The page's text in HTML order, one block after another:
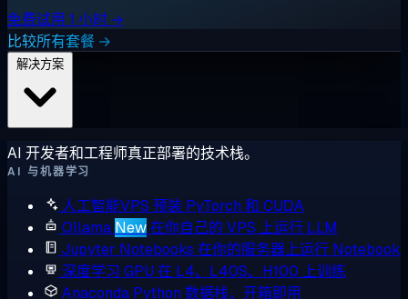
免费试用 1 小时 →
比较所有套餐 →
AI 开发者和工程师真正部署的技术栈。
AI 与机器学习
人工智能VPS 预装 PyTorch 和 CUDA
Ollama New在你自己的 VPS 上运行 LLM
Jupyter Notebooks 在你的服务器上运行 Notebook
深度学习 GPU 在 L4、L40S、H100 上训练
Anaconda Python 数据栈，开箱即用